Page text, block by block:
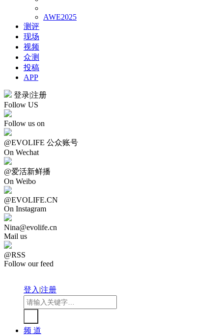
AWE2025
测评
现场
视频
众测
投稿
APP
登录|注册
Follow US
Follow us on
@EVOLIFE 公众账号
On Wechat
@爱活新鲜播
On Weibo
@EVOLIFE.CN
On Instagram
Nina@evolife.cn
Mail us
@RSS
Follow our feed
登入|注册
频 道